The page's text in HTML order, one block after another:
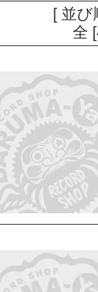
[ 並
全